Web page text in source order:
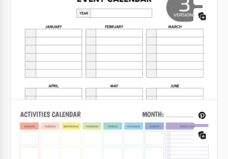
Rechnungskalender Vorlage
Google Sheets